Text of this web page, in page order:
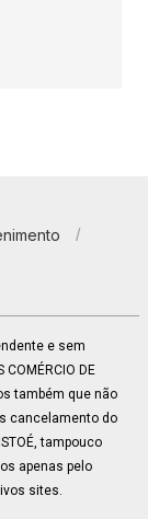
e sem
DE
também que não
cancelamento do
tampouco
apenas pelo
sites.